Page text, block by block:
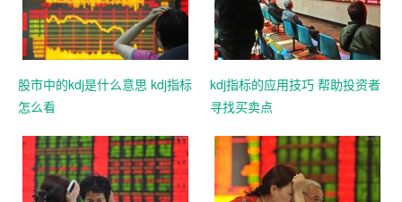
股市中的kdj是什么意思 kdj指标
怎么看
kdj指标的应用技巧 帮助投资者
寻找买卖点